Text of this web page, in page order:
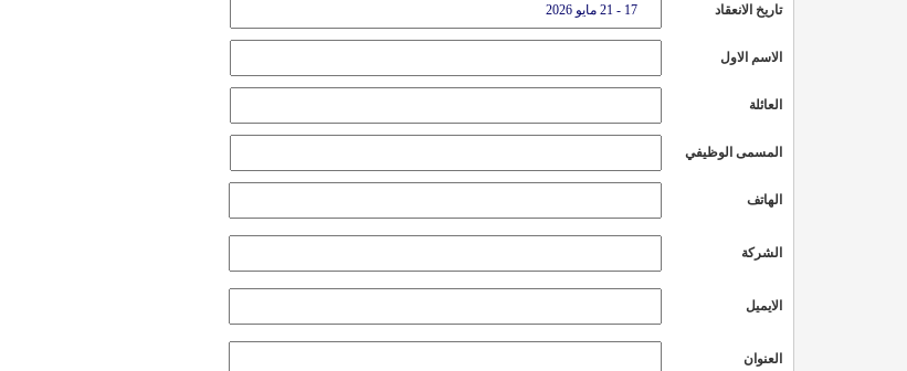
تاريخ الانعقاد
الاسم الاول
العائلة
المسمى الوظيفي
الهاتف
الشركة
الايميل
العنوان